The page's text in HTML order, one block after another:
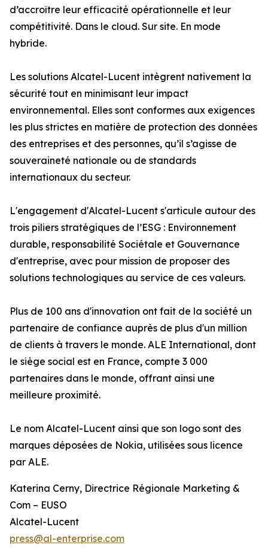
d’accroître leur efficacité opérationnelle et leur
compétitivité. Dans le cloud. Sur site. En mode
hybride.
Les solutions Alcatel-Lucent intègrent nativement la
sécurité tout en minimisant leur impact
environnemental. Elles sont conformes aux exigences
les plus strictes en matière de protection des données
des entreprises et des personnes, qu’il s’agisse de
souveraineté nationale ou de standards
internationaux du secteur.
L'engagement d'Alcatel-Lucent s'articule autour des
trois piliers stratégiques de l’ESG : Environnement
durable, responsabilité Sociétale et Gouvernance
d'entreprise, avec pour mission de proposer des
solutions technologiques au service de ces valeurs.
Plus de 100 ans d'innovation ont fait de la société un
partenaire de confiance auprès de plus d'un million
de clients à travers le monde. ALE International, dont
le siège social est en France, compte 3 000
partenaires dans le monde, offrant ainsi une
meilleure proximité.
Le nom Alcatel-Lucent ainsi que son logo sont des
marques déposées de Nokia, utilisées sous licence
par ALE.
Katerina Cerny, Directrice Régionale Marketing &
Com – EUSO
Alcatel-Lucent
press@al-enterprise.com